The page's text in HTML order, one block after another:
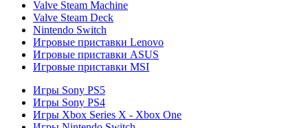
Valve Steam Machine
Valve Steam Deck
Nintendo Switch
Игровые приставки Lenovo
Игровые приставки ASUS
Игровые приставки MSI
Игры Sony PS5
Игры Sony PS4
Игры Xbox Series X - Xbox One